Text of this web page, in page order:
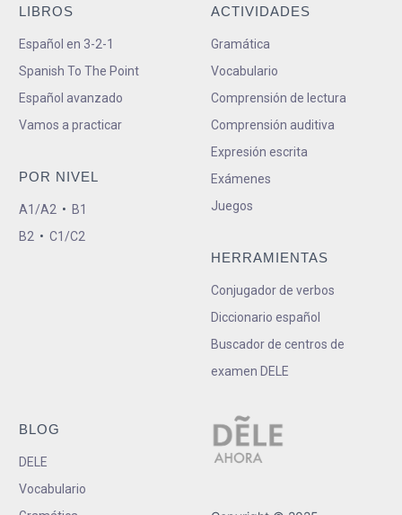
LIBROS
Español en 3-2-1
Spanish To The Point
Español avanzado
Vamos a practicar
POR NIVEL
A1/A2 • B1
B2 • C1/C2
ACTIVIDADES
Gramática
Vocabulario
Comprensión de lectura
Comprensión auditiva
Expresión escrita
Exámenes
Juegos
HERRAMIENTAS
Conjugador de verbos
Diccionario español
Buscador de centros de
examen DELE
BLOG
DELE
Vocabulario